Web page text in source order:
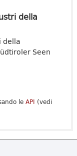
della
della
Seen
le API (vedi